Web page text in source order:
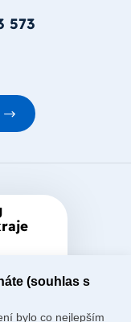
573
(souhlas s
bylo co nejlepším